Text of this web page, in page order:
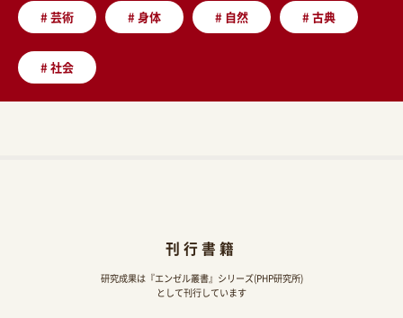
#芸術 #身体 # 自然 #古典
#社会
刊行書籍
研究成果は『エンゼル叢書』シリーズ(PHP研究所)
として刊行しています